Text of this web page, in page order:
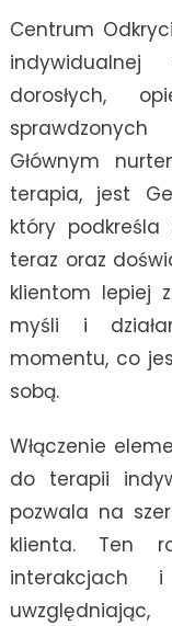
Centrum
dorosłych,
Głównym
terapia, jest
który
teraz oraz
klientom lepiej
myśli i
momentu, co
sobą.
Włączenie
do terapii
pozwala na
klienta. Ten
interakcjach